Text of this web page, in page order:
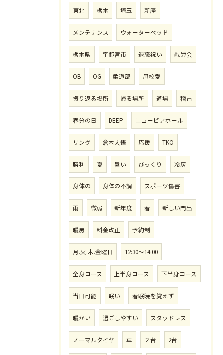
東北 栃木 埼玉 新座
メンテナンス ウォーターベッド
栃木県 宇都宮市 退職祝い 慰労会
OB OG 柔道部 母校愛
振り返る場所 帰る場所 道場 稽古
春分の日 DEEP ニューピアホール
リング 倉本大悟 応援 TKO
勝利 夏 暑い びっくり 冷房
身体の 身体の不調 スポーツ傷害
雨 微弱 新年度 春 新しい門出
暖房 料金改正 予約制
月.火.木.金曜日 12:30〜14:00
全身コース 上半身コース 下半身コース
当日可能 眠い 春眠暁を覚えず
暖かい 過ごしやすい スタッドレス
ノーマルタイヤ 車 ２台 2台